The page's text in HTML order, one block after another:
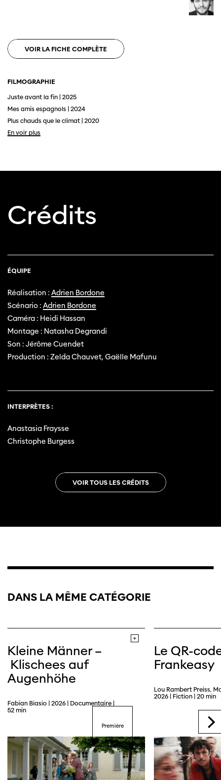
VOIR LA FICHE COMPLÈTE
FILMOGRAPHIE
Juste avant la fin | 2025
Mes amis espagnols | 2024
Plus chauds que le climat | 2020
En voir plus
Crédits
ÉQUIPE
Réalisation : Adrien Bordone
Scénario : Adrien Bordone
Caméra : Heidi Hassan
Montage : Natasha Degrandi
Son : Jérôme Cuendet
Production : Zelda Chauvet, Gaëlle Mafunu
INTERPRÈTES :
Anastasia Fraysse
Christophe Burgess
VOIR TOUS LES CRÉDITS
DANS LA MÊME CATÉGORIE
Kleine Männer –
Klischees auf
Augenhöhe
Fabian Biasio | 2026 | Documentaire |
52 min
Première
Le QR-
Frankeasy
Lou Rambert Preiss,
2026 | Fiction | 20 min